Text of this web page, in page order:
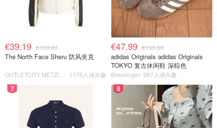
€39.19 €100.00
The North Face Sheru 防风夹克
1176人感兴趣
€47.99 €100.00
adidas Originals adidas Originals
TOKYO 复古休闲鞋 深棕色
Breuninger 987人感兴趣
7 8